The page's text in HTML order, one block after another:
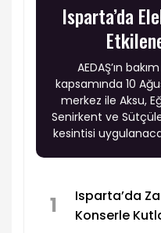
Isparta’da
AEDAŞ’ın
kapsamında 10
merkez ile Aksu,
Senirkent ve
kesintisi
1
Isparta’da
Konserle